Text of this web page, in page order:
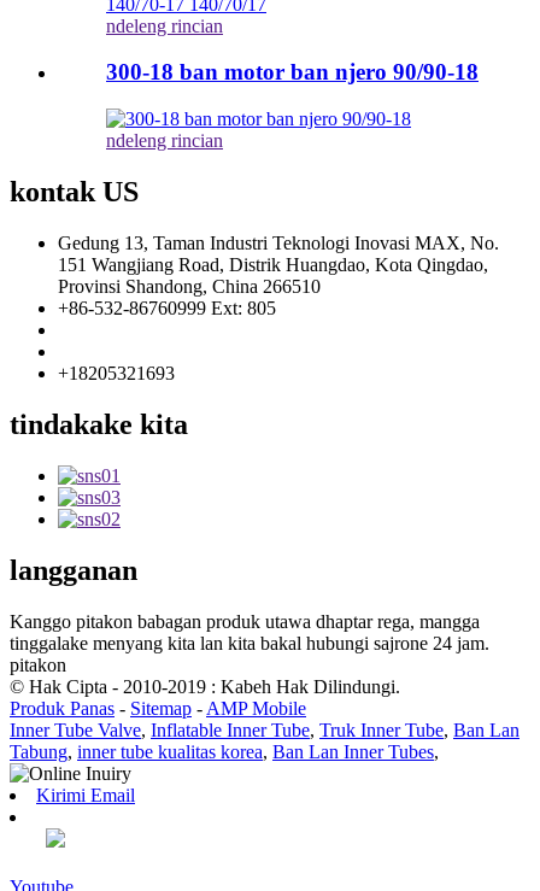
ndeleng rincian
300-18 ban motor ban njero 90/90-18
ndeleng rincian
kontak US
Gedung 13, Taman Industri Teknologi Inovasi MAX, No.
151 Wangjiang Road, Distrik Huangdao, Kota Qingdao,
Provinsi Shandong, China 266510
+86-532-86760999 Ext: 805
+18205321693
tindakake kita
langganan
Kanggo pitakon babagan produk utawa dhaptar rega, mangga
tinggalake menyang kita lan kita bakal hubungi sajrone 24 jam.
pitakon
© Hak Cipta - 2010-2019 : Kabeh Hak Dilindungi.
Produk Panas - Sitemap - AMP Mobile
Inner Tube Valve, Inflatable Inner Tube, Truk Inner Tube, Ban Lan
Tabung, inner tube kualitas korea, Ban Lan Inner Tubes,
Kirimi Email
Youtube